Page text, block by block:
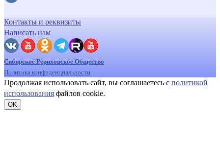
Контакты и реквизиты
Написать нам
Сибирское Рериховское Общество
Политика конфиденциальности
Продолжая использовать сайт, вы соглашаетесь с политикой
использования файлов cookie.
OK